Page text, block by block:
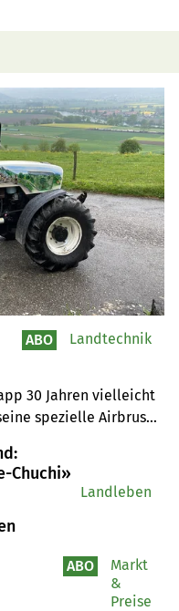
30 Jahren vielleicht
spezielle Airbrush-
sich auch Erika
die BauernZeitung
ABO Landtechnik
Chuchi»
Landleben
ABO
Markt
&
Preise